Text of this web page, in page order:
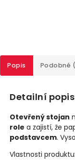
Popis Podobné
Detailní
Otevřený stojan
role a zajistí, že
podstavcem.
Vlastnosti produktu: